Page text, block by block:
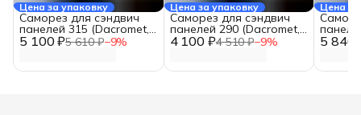
Цена за упаковку
5 100 ₽5 610 ₽−9%
Саморез для сэндвич
панелей 315 (Dacromet,
16 мм., 50 шт.)
Цена за упаковку
4 100 ₽4 510 ₽−9%
Саморез для сэндвич
панелей 290 (Dacromet,
16 мм., 50 шт.)
Цена
5 840
16 мм.,